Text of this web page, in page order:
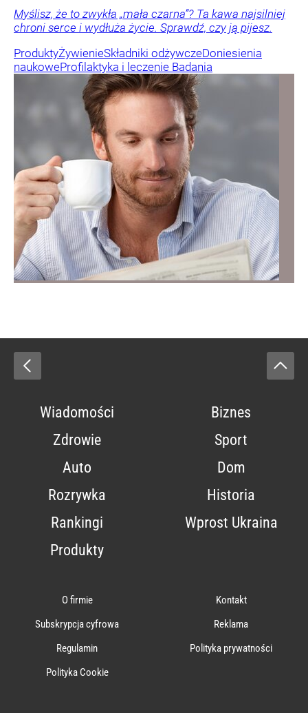
Myślisz, że to zwykła „mała czarna”? Ta kawa najsilniej
chroni serce i wydłuża życie. Sprawdź, czy ją pijesz.
ProduktyŻywienieSkładniki odżywczeDoniesienia
naukoweProfilaktyka i leczenie Badania
Wiadomości
Biznes
Zdrowie
Sport
Auto
Dom
Rozrywka
Historia
Rankingi
Wprost Ukraina
Produkty
O firmie
Kontakt
Subskrypcja cyfrowa
Reklama
Regulamin
Polityka prywatności
Polityka Cookie